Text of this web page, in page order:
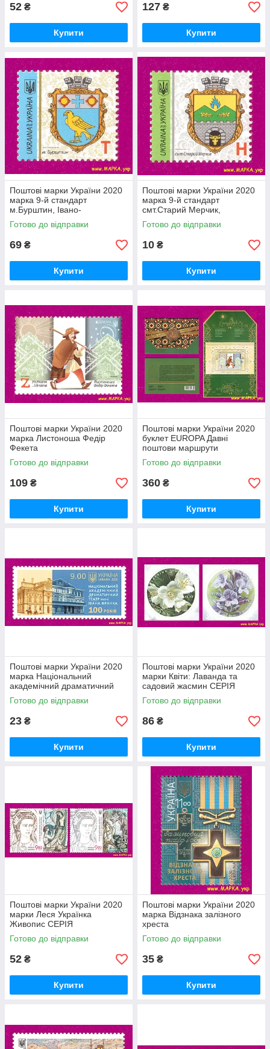
52 ₴
Купити
127 ₴
Купити
Поштові марки України 2020
марка 9-й стандарт
м.Бурштин, Івано-
Франківська обл. Номінал T
Готово до відправки
69 ₴
Купити
Поштові марки України 2020
марка 9-й стандарт
смт.Старий Мерчик,
Харківська обл. Номінал H
Готово до відправки
10 ₴
Купити
Поштові марки України 2020
марка Листоноша Федір
Фекета
Готово до відправки
109 ₴
Купити
Поштові марки України 2020
буклет EUROPA Давні
поштови маршрути
Готово до відправки
360 ₴
Купити
Поштові марки України 2020
марка Національний
академічний драматичний
театр імені Івана Франка
Готово до відправки
23 ₴
Купити
Поштові марки України 2020
марки Квіти: Лаванда та
садовий жасмин СЕРІЯ
Готово до відправки
86 ₴
Купити
Поштові марки України 2020
марки Леся Українка
Живопис СЕРІЯ
Готово до відправки
52 ₴
Купити
Поштові марки України 2020
марка Відзнака залізного
хреста
Готово до відправки
35 ₴
Купити